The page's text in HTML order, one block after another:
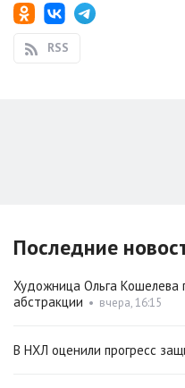
RSS
Последние
Художница Ольга Кошелева
абстракции • вчера, 16:15
В НХЛ оценили прогресс